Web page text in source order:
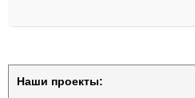
Наши проекты: